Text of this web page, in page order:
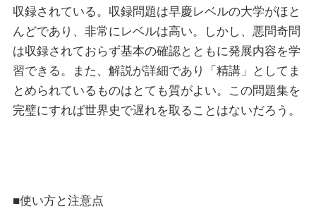
収録されている。収録問題は早慶レベルの大学がほと
んどであり、非常にレベルは高い。しかし、悪問奇問
は収録されておらず基本の確認とともに発展内容を学
習できる。また、解説が詳細であり「精講」としてま
とめられているものはとても質がよい。この問題集を
完璧にすれば世界史で遅れを取ることはないだろう。
■使い方と注意点